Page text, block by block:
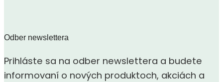
Odber newslettera
Prihláste sa na odber newslettera a budete
informovaní o nových produktoch, akciách a